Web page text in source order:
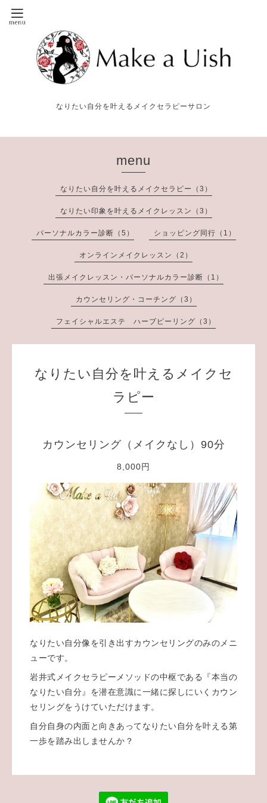
なりたい自分を叶えるメイクセラピーサロン
menu
なりたい自分を叶えるメイクセラピー（3）
なりたい印象を叶えるメイクレッスン（3）
パーソナルカラー診断（5） ショッピング同行（1）
オンラインメイクレッスン（2）
出張メイクレッスン・パーソナルカラー診断（1）
カウンセリング・コーチング（3）
フェイシャルエステ ハーブピーリング（3）
なりたい自分を叶えるメイクセ
ラピー
カウンセリング（メイクなし）90分
8,000円
なりたい自分像を引き出すカウンセリングのみのメニ
ューです。
岩井式メイクセラピーメソッドの中枢である『本当の
なりたい自分』を潜在意識に一緒に探しにいくカウン
セリングをうけていただけます。
自分自身の内面と向きあってなりたい自分を叶える第
一歩を踏み出しませんか？